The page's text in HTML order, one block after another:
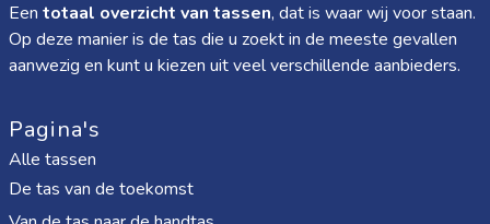
Een totaal overzicht van tassen, dat is waar wij voor staan.
Op deze manier is de tas die u zoekt in de meeste gevallen
aanwezig en kunt u kiezen uit veel verschillende aanbieders.
Pagina's
Alle tassen
De tas van de toekomst